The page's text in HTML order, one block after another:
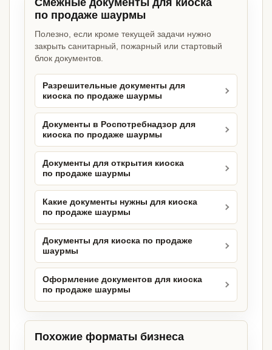
Смежные документы для киоска
по продаже шаурмы
Полезно, если кроме текущей задачи нужно
закрыть санитарный, пожарный или стартовый
блок документов.
Разрешительные документы для
киоска по продаже шаурмы
Документы в Роспотребнадзор для
киоска по продаже шаурмы
Документы для открытия киоска
по продаже шаурмы
Какие документы нужны для киоска
по продаже шаурмы
Документы для киоска по продаже
шаурмы
Оформление документов для киоска
по продаже шаурмы
Похожие форматы бизнеса